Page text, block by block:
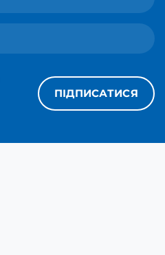
ПІДПИСАТИСЯ